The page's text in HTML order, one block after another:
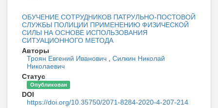
ОБУЧЕНИЕ СОТРУДНИКОВ ПАТРУЛЬНО-ПОСТОВОЙ
СЛУЖБЫ ПОЛИЦИИ ПРИМЕНЕНИЮ ФИЗИЧЕСКОЙ
СИЛЫ НА ОСНОВЕ ИСПОЛЬЗОВАНИЯ
СИТУАЦИОННОГО МЕТОДА
Авторы
Троян Евгений Иванович
Силкин Николай
Николаевич
Статус
Опубликован
DOI
https://doi.org/10.35750/2071-8284-2020-4-207-214